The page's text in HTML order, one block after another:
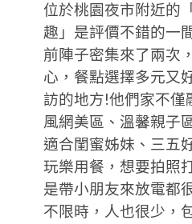
位於桃園夜市附近的
趣」是評價不錯的一
前陣子密集來了兩次
心，餐點選擇多元又
訪的地方!他們家不僅
風網美區、溫馨親子
適合閨蜜姊妹、三五
玩樂用餐，想要拍照
是帶小朋友來放電都
不限時，人也很少，